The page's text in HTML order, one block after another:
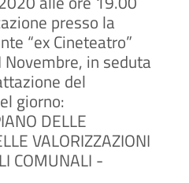
presso la
“ex Cineteatro”
Novembre, in seduta
del
giorno:
DELLE
VALORIZZAZIONI
COMUNALI -